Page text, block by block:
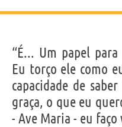
“É... Um papel
Eu torço ele como
capacidade de
graça, o que eu
- Ave Maria - eu